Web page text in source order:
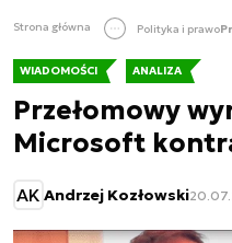
Strona główna Polityka i prawo
WIADOMOŚCI ANALIZA
Przełomowy
Microsoft
AK Andrzej Kozłowski